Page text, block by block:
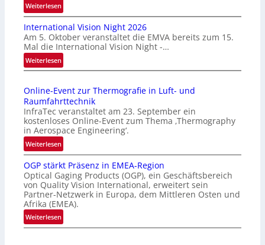
Weiterlesen:
H
o
m
e
p
a
e
‚
H
y
p
e
r
s
p
e
c
t
r
International Vision Night 2026
Am 5. Oktober veranstaltet die EMVA bereits zum 15.
Mal die International Vision Night -…
Weiterlesen:
I
t
e
r
n
a
t
o
n
a
l
V
i
Online-Event zur Thermografie in Luft- und
Raumfahrttechnik
InfraTec veranstaltet am 23. September ein
kostenloses Online-Event zum Thema ‚Thermography
in Aerospace Engineering‘.
Weiterlesen:
O
n
l
i
n
e
-
OGP stärkt Präsenz in EMEA-Region
Optical Gaging Products (OGP), ein Geschäftsbereich
von Quality Vision International, erweitert sein
Partner-Netzwerk in Europa, dem Mittleren Osten und
Afrika (EMEA).
Weiterlesen:
O